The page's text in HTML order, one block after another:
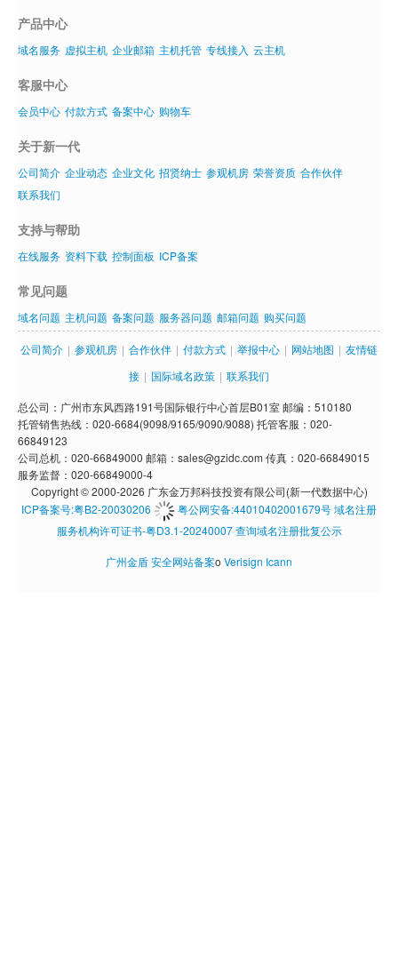
产品中心
域名服务 虚拟主机 企业邮箱 主机托管 专线接入 云主机
客服中心
会员中心 付款方式 备案中心 购物车
关于新一代
公司简介 企业动态 企业文化 招贤纳士 参观机房 荣誉资质 合作伙伴
联系我们
支持与帮助
在线服务 资料下载 控制面板 ICP备案
常见问题
域名问题 主机问题 备案问题 服务器问题 邮箱问题 购买问题
公司简介 | 参观机房 | 合作伙伴 | 付款方式 | 举报中心 | 网站地图 | 友情链
接 | 国际域名政策 | 联系我们
总公司：广州市东风西路191号国际银行中心首层B01室 邮编：510180
托管销售热线：020-6684(9098/9165/9090/9088) 托管客服：020-
66849123
公司总机：020-66849000 邮箱：sales@gzidc.com 传真：020-66849015
服务监督：020-66849000-4
Copyright © 2000-2026 广东金万邦科技投资有限公司(新一代数据中心)
ICP备案号:粤B2-20030206
粤公网安备:44010402001679号域名注册
服务机构许可证书-粤D3.1-20240007 查询域名注册批复公示
广州金盾安全网站备案o Verisign Icann